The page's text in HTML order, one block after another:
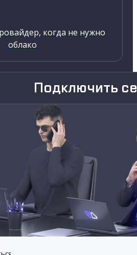
когда не нужно
облако
Подключить